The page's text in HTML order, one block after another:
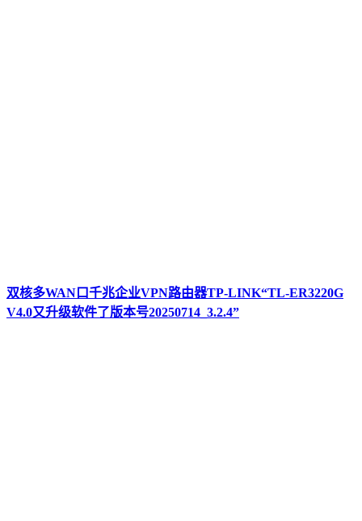
双核多WAN口千兆企业VPN路由器TP-LINK“TL-ER3220G
V4.0又升级软件了版本号20250714_3.2.4”